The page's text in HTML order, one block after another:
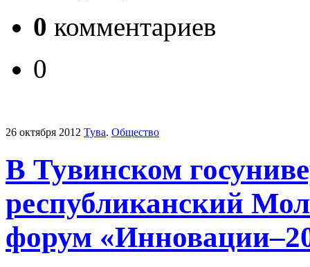
0 комментариев
0
26 октября 2012 Тува. Общество
В Тувинском
республиканский
форум